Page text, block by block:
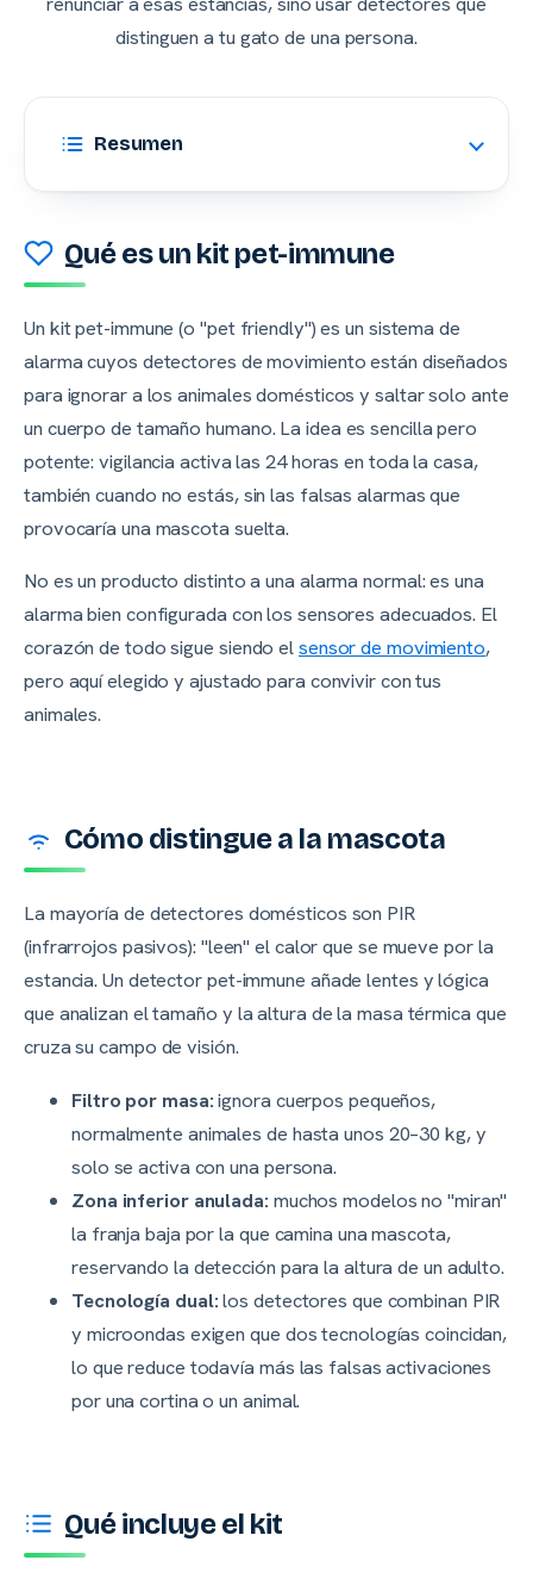
distinguen a tu gato de una persona.
Resumen
Qué es un kit pet-immune
Un kit pet-immune (o "pet friendly") es un sistema de
alarma cuyos detectores de movimiento están diseñados
para ignorar a los animales domésticos y saltar solo ante
un cuerpo de tamaño humano. La idea es sencilla pero
potente: vigilancia activa las 24 horas en toda la casa,
también cuando no estás, sin las falsas alarmas que
provocaría una mascota suelta.
No es un producto distinto a una alarma normal: es una
alarma bien configurada con los sensores adecuados. El
corazón de todo sigue siendo elsensor de movimiento,
pero aquí elegido y ajustado para convivir con tus
animales.
Cómo distingue a la mascota
La mayoría de detectores domésticos son PIR
(infrarrojos pasivos): "leen" el calor que se mueve por la
estancia. Un detector pet-immune añade lentes y lógica
que analizan el tamaño y la altura de la masa térmica que
cruza su campo de visión.
Filtro por masa:ignora cuerpos pequeños,
normalmente animales de hasta unos 20–30 kg, y
solo se activa con una persona.
Zona inferior anulada: muchos modelos no "miran"
la franja baja por la que camina una mascota,
reservando la detección para la altura de un adulto.
Tecnología dual:los detectores que combinan PIR
y microondas exigen que dos tecnologías coincidan,
lo que reduce todavía más las falsas activaciones
por una cortina o un animal.
Qué incluye el kit